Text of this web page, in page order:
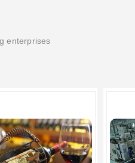
enterprises